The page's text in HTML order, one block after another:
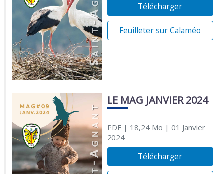
Télécharger
Feuilleter sur Calaméo
LE MAG JANVIER 2024
PDF| 18,24 Mo | 01 Janvier
2024
Télécharger